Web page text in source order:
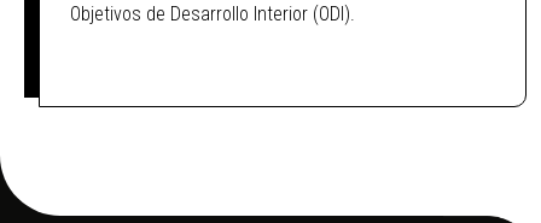
Objetivos de Desarrollo Interior (ODI).